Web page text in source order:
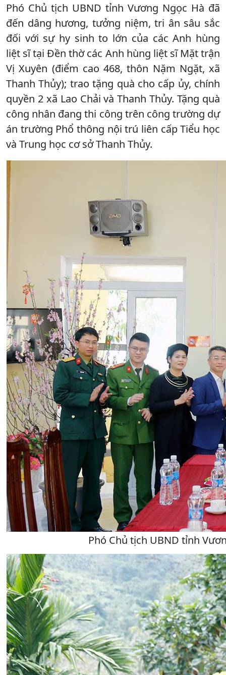
Phó Chủ tịch UBND tỉnh Vương Ngọc Hà đã
đến dâng hương, tưởng niệm, tri ân sâu sắc
đối với sự hy sinh to lớn của các Anh hùng
liệt sĩ tại Đền thờ các Anh hùng liệt sĩ Mặt trận
Vị Xuyên (điểm cao 468, thôn Nặm Ngặt, xã
Thanh Thủy); trao tặng quà cho cấp ủy, chính
quyền 2 xã Lao Chải và Thanh Thủy. Tặng quà
công nhân đang thi công trên công trường dự
án trường Phổ thông nội trú liên cấp Tiểu học
và Trung học cơ sở Thanh Thủy.
Phó Chủ tịch UBND tỉnh